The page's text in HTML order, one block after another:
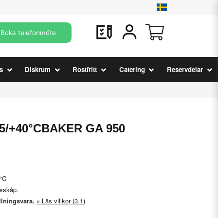
Boka telefonmöte
Diskrum Rostfritt Catering Reservdelar
+40°CBAKER GA 950
Läs villkor (3.1)